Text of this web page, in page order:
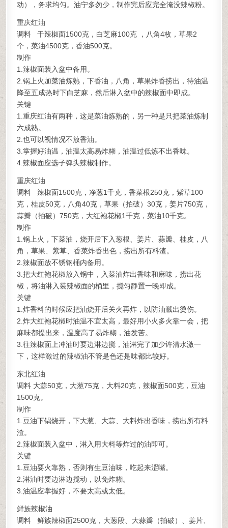
动），务求均匀。油宁多勿少，制作完后应完全淹没辣椒粉。
重庆红油
调料 干辣椒面1500克，白芝麻100克 ，八角4枚，草果2
个，菜油4500克，香油500克。
制作
1.辣椒面装入盆中备用。
2.锅上火加菜油炼熟，下香油，八角，草果炸香捞出，待油温
降至五成热时下白芝麻，然后淋入盆中的辣椒面中即成。
关键
1.重庆红油有两种，这是菜油炼熟的，另一种是只把菜油炼制
六成熟。
2.也可以视情况不放香油。
3.掌握好油温，油温太高易炸糊，油温过低炼不出香味。
4.辣椒面应选子弹头辣椒制作。
重庆红油
调料 辣椒面1500克，净葱1千克，香菜根250克，紫草100
克，桂皮50克，八角40克，草果（拍破）30克，姜片750克，
蒜瓣（拍破）750克，大红袍花椒1千克，菜油10千克。
制作
1.锅上火，下菜油，烧开后下入葱根、姜片、蒜瓣、桂皮，八
角，草果、紫草、香菜炸香出色，捞出所有料渣。
2.辣椒面放不锈钢桶内备用。
3.把大红袍花椒放入锅中，入菜油炸出香味和麻味，捞出花
椒，将油淋入装辣椒面的桶里，搅匀静置一晚即成。
关键
1.炸香料的时候应把油烧开后关火再炸，以防油溅出烫伤。
2.炸大红袍花椒时油温不宜太高，最好用小火多火靠一会，把
麻味都提出来，温度高了易炸糊，油发苦。
3.往辣椒面上冲油时要边淋边搅，油淋完了加少许清水激一
下，这样激过的辣椒油不管是色还是味都比较好。
东北红油
调料 大蒜50克，大葱75克，大料20克，辣椒面500克，豆油
1500克。
制作
1.豆油下锅烧开，下大葱、大蒜、大料炸出香味，捞出所有料
渣。
2.辣椒面装入盆中，淋入用大料等炸过的油即可。
关键
1.豆油要火靠熟，否则有生豆油味，吃起来涩嘴。
2.淋油时要边淋边搅动，以免炸糊。
3.油温应掌握好，不要太高或太低。
鲜族辣椒油
调料 鲜族辣椒面2500克，大葱段、大蒜瓣（拍破）、姜片、